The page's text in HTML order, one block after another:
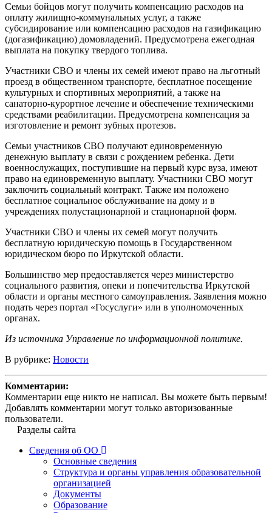
Семьи бойцов могут получить компенсацию расходов на
оплату жилищно-коммунальных услуг, а также
субсидирование или компенсацию расходов на газификацию
(догазификацию) домовладений. Предусмотрена ежегодная
выплата на покупку твердого топлива.
Участники СВО и члены их семей имеют право на льготный
проезд в общественном транспорте, бесплатное посещение
культурных и спортивных мероприятий, а также на
санаторно-курортное лечение и обеспечение техническими
средствами реабилитации. Предусмотрена компенсация за
изготовление и ремонт зубных протезов.
Семьи участников СВО получают единовременную
денежную выплату в связи с рождением ребенка. Дети
военнослужащих, поступившие на первый курс вуза, имеют
право на единовременную выплату. Участники СВО могут
заключить социальный контракт. Также им положено
бесплатное социальное обслуживание на дому и в
учреждениях полустационарной и стационарной форм.
Участники СВО и члены их семей могут получить
бесплатную юридическую помощь в Государственном
юридическом бюро по Иркутской области.
Большинство мер предоставляется через министерство
социального развития, опеки и попечительства Иркутской
области и органы местного самоуправления. Заявления можно
подать через портал «Госуслуги» или в уполномоченных
органах.
Из источника Управление по информационной политике.
В рубрике: Новости
Комментарии:
Комментарии еще никто не написал. Вы можете быть первым!
Добавлять комментарии могут только авторизованные
пользователи.
Разделы сайта
Сведения об ОО
Основные сведения
Структура и органы управления образовательной
организацией
Документы
Образование